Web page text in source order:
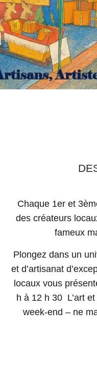
Chaque 1er et
des créateurs
fameux
Plongez dans un
et d’artisanat
locaux vous
h à 12 h 30 L’art
week-end – ne